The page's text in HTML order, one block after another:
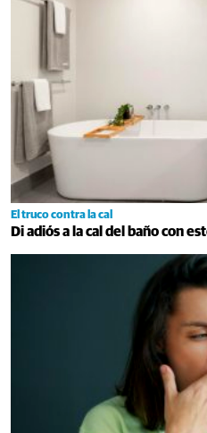
El truco contra la cal
Di adiós a la cal del baño con